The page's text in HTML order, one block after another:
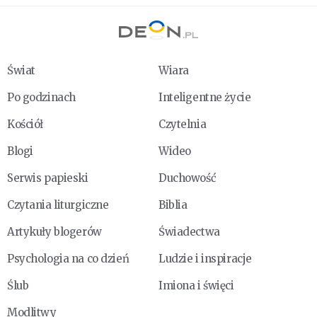
Świat
Wiara
Po godzinach
Inteligentne życie
Kościół
Czytelnia
Blogi
Wideo
Serwis papieski
Duchowość
Czytania liturgiczne
Biblia
Artykuły blogerów
Świadectwa
Psychologia na co dzień
Ludzie i inspiracje
Ślub
Imiona i święci
Modlitwy